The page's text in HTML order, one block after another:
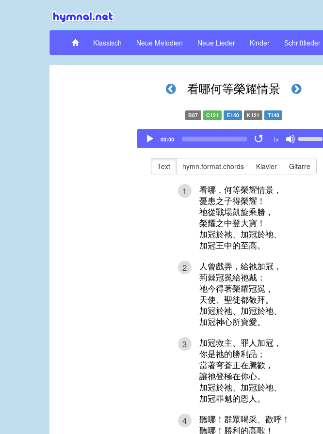
Klassisch Neue Melodien Neue Lieder Kinder Schriftlieder
看哪何等榮耀情景
B87 C121 E140 K121 T140
Audio
Player
00:00 1x
Up/Down
to
Text hymn.format.chords Klavier Gitarre
1
看哪，何等榮耀情景，
憂患之子得榮耀！
祂從戰場凱旋乘勝，
榮耀之中登大寶！
加冠於祂、加冠於祂、
加冠王中的至高。
2
人曾戲弄，給祂加冠，
荊棘冠冕給祂戴；
祂今得著榮耀冠冕，
天使、聖徒都敬拜。
加冠於祂、加冠於祂、
加冠神心所寶愛。
3
加冠救主、罪人加冠，
你是祂的勝利品；
當著穹蒼正在騰歡，
讓祂登極在你心。
加冠於祂、加冠於祂、
加冠罪魁的恩人。
4
聽哪！群眾喝采、歡呼！
聽哪！勝利的高歌！